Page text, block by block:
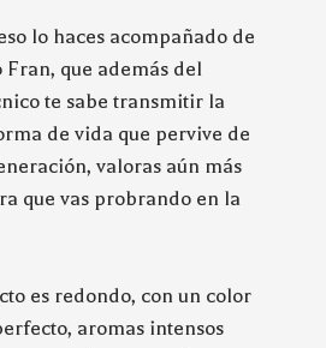
lo haces acompañado de
que además del
te sabe transmitir la
de vida que pervive de
valoras aún más
que vas probrando en la
es redondo, con un color
aromas intensos